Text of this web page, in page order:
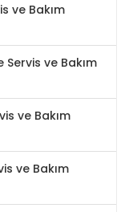
ve Bakım
ve Bakım
ve Bakım
ve Bakım